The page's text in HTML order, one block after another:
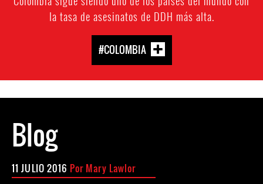
la tasa de asesinatos de DDH más alta.
#COLOMBIA
Blog
11 JULIO 2016 Por Mary Lawlor